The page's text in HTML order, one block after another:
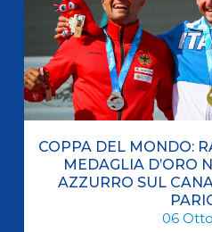
COPPA DEL MONDO:
MEDAGLIA D’ORO
AZZURRO SUL
06